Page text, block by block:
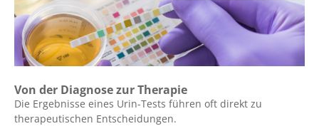
Von der Diagnose zur Therapie
Die Ergebnisse eines Urin-Tests führen oft direkt zu
therapeutischen Entscheidungen.